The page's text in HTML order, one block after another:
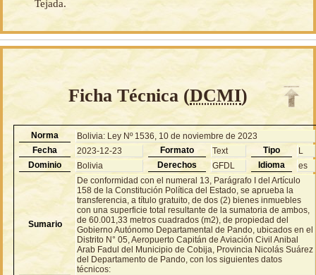
Tejada.
Ficha Técnica (DCMI)
Norma
Bolivia: Ley Nº 1536, 10 de noviembre de 2023
Fecha
2023-12-23 Formato Text Tipo
L
Dominio
Bolivia Derechos GFDL Idioma es
Sumario
De conformidad con el numeral 13, Parágrafo I del Artículo
158 de la Constitución Política del Estado, se aprueba la
transferencia, a título gratuito, de dos (2) bienes inmuebles
con una superficie total resultante de la sumatoria de ambos,
de 60.001,33 metros cuadrados (m2), de propiedad del
Gobierno Autónomo Departamental de Pando, ubicados en el
Distrito N° 05, Aeropuerto Capitán de Aviación Civil Anibal
Arab Fadul del Municipio de Cobija, Provincia Nicolás Suárez
del Departamento de Pando, con los siguientes datos
técnicos: